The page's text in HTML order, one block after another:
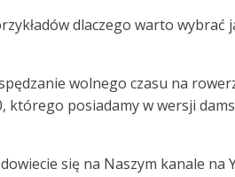
dlaczego warto wybrać
wolnego czasu na
którego posiadamy w wersji
się na Naszym kanale na